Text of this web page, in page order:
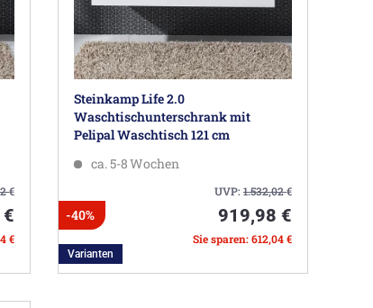
€
€
Steinkamp Life 2.0
Waschtischunterschrank mit
Pelipal Waschtisch 121 cm
ca. 5-8 Wochen
UVP:1.532,02€
-40% 919,98 €
Sie sparen: 612,04 €
Varianten